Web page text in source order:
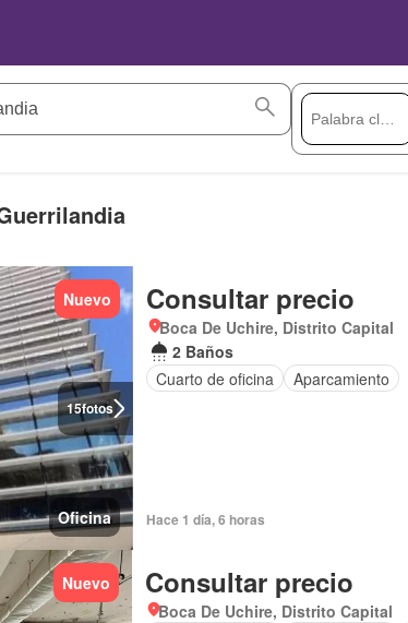
15fotos
Nuevo
Oficina
Consultar precio
Boca De Uchire, Distrito Capital
2 Baños
Cuarto de oficina
Aparcamiento
Hace 1 día, 6 horas
Nuevo Consultar precio
Boca De Uchire, Distrito Capital